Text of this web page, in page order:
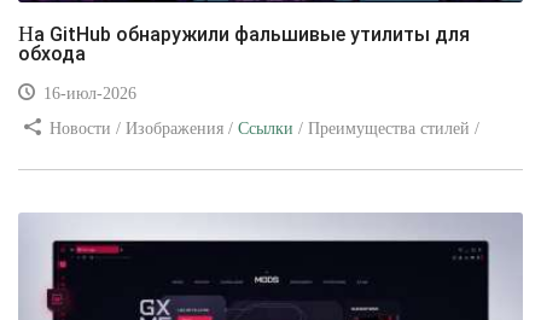
На GitHub обнаружили фальшивые утилиты для
обхода
16-июл-2026
Новости / Изображения / Ссылки / Преимущества стилей /